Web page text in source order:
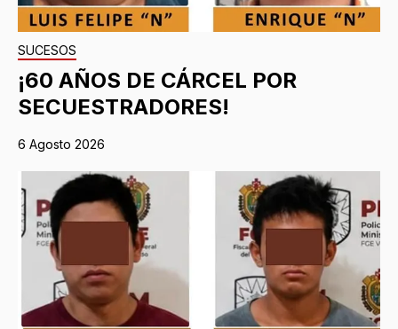
SUCESOS
¡60 AÑOS DE CÁRCEL POR
SECUESTRADORES!
6 Agosto 2026